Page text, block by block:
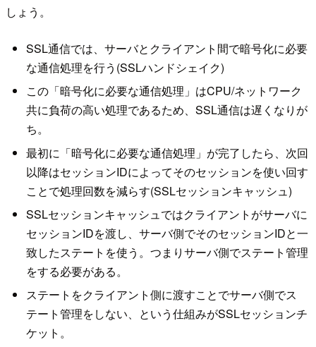
しょう。
SSL通信では、サーバとクライアント間で暗号化に必要
な通信処理を行う(SSLハンドシェイク)
この「暗号化に必要な通信処理」はCPU/ネットワーク
共に負荷の高い処理であるため、SSL通信は遅くなりが
ち。
最初に「暗号化に必要な通信処理」が完了したら、次回
以降はセッションIDによってそのセッションを使い回す
ことで処理回数を減らす(SSLセッションキャッシュ)
SSLセッションキャッシュではクライアントがサーバに
セッションIDを渡し、サーバ側でそのセッションIDと一
致したステートを使う。つまりサーバ側でステート管理
をする必要がある。
ステートをクライアント側に渡すことでサーバ側でス
テート管理をしない、という仕組みがSSLセッションチ
ケット。